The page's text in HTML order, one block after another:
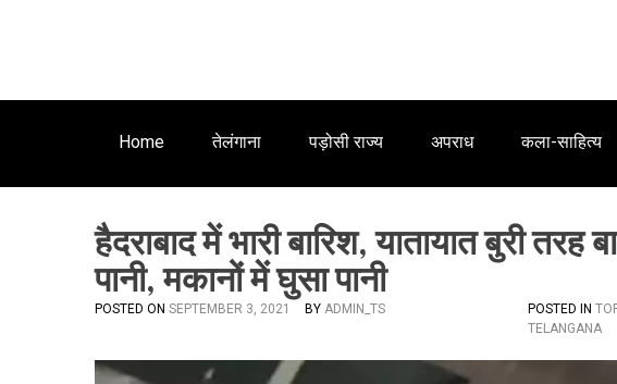
Home तेलंगाना पड़ोसी राज्य अपराध कला-साहित्य
हैदराबाद में भारी बारिश, यातायात बुरी
पानी, मकानों में घुसा पानी
POSTED ON SEPTEMBER 3, 2021 BY ADMIN_TS POSTED IN
TELANGANA